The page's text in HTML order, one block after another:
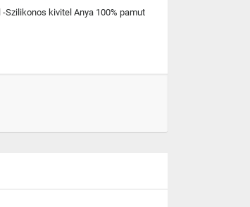
Szilikonos kivitel Anya 100% pamut